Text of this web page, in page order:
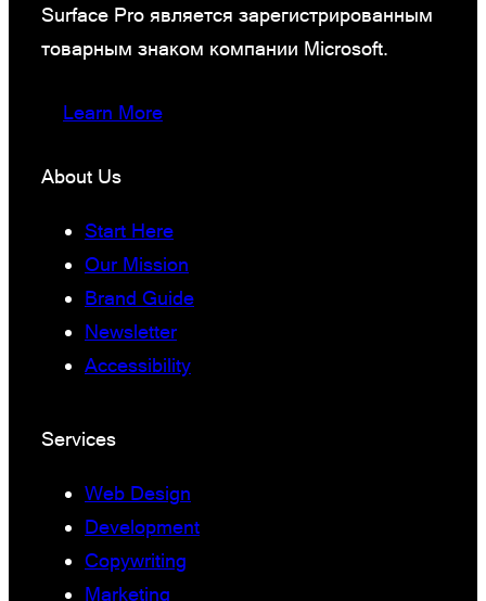
Surface Pro является зарегистрированным
товарным знаком компании Microsoft.
Learn More
About Us
Start Here
Our Mission
Brand Guide
Newsletter
Accessibility
Services
Web Design
Development
Copywriting
Marketing